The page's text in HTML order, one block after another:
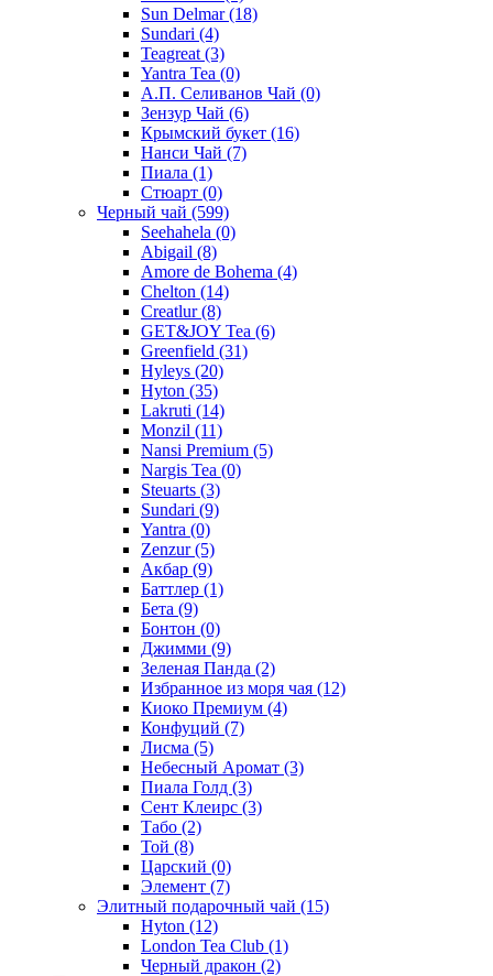
Sun Delmar(18)
Sundari (4)
Teagreat (3)
Yantra Tea (0)
А.П. Селиванов Чай (0)
Зензур Чай (6)
Крымский букет (16)
Нанси Чай (7)
Пиала (1)
Стюарт (0)
Черный чай (599)
Seehahela (0)
Abigail (8)
Amore de Bohema (4)
Chelton (14)
Creatlur(8)
GET&JOY Tea (6)
Greenfield (31)
Hyleys (20)
Hyton (35)
Lakruti (14)
Monzil (11)
Nansi Premium (5)
Nargis Tea (0)
Steuarts (3)
Sundari (9)
Yantra (0)
Zenzur(5)
Акбар (9)
Баттлер (1)
Бета (9)
Бонтон (0)
Джимми (9)
Зеленая Панда (2)
Избранное из моря чая (12)
Киоко Премиум (4)
Конфуций (7)
Лисма (5)
Небесный Аромат (3)
Пиала Голд (3)
Сент Клеирс (3)
Табо (2)
Той (8)
Царский (0)
Элемент (7)
Элитный подарочный чай (15)
Hyton (12)
London Tea Club (1)
Черный дракон (2)